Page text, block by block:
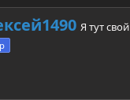
Я тут свой